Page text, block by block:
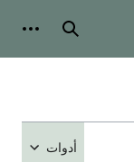
بحث
أدوات